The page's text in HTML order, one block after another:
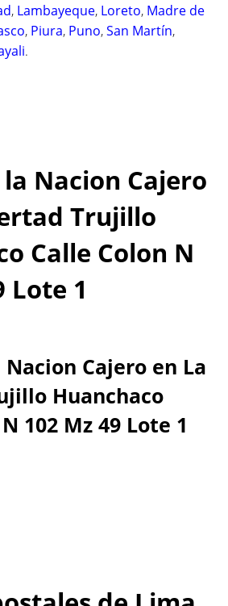
, Lambayeque, Loreto, Madre de
, Piura, Puno,San Martín,
.
Nacion Cajero
Trujillo
Calle Colon N
Lote 1
Cajero en La
Huanchaco
102 Mz 49 Lote 1